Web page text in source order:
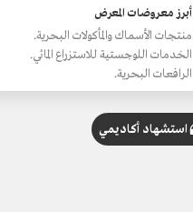
أبرز معروضات المعرض
منتجات الأسماك والمأكولات البحرية.
الخدمات اللوجستية للاستزراع المائي.
الرافعات البحرية.
استشهاد أكاديمي